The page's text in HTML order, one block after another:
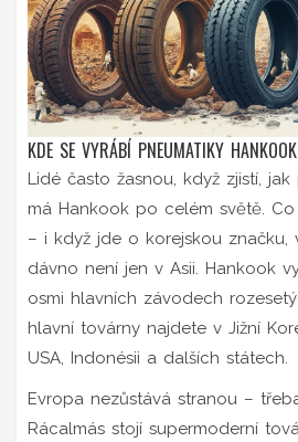
KDE SE VYRÁBÍ PNEUMATIKY
Lidé často žasnou, když zjistí,
má Hankook po celém světě.
– i když jde o korejskou značku,
dávno není jen v Asii. Hankook
osmi hlavních závodech
hlavní továrny najdete v Jižní
USA, Indonésii a dalších státech.
Evropa nezůstává stranou –
Rácalmás stojí supermoderní